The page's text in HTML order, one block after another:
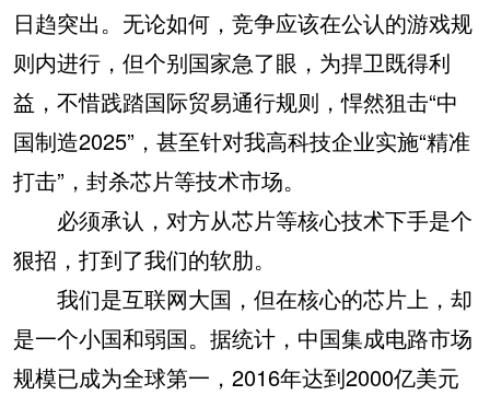
日趋突出。无论如何，竞争应该在公认的游戏规
则内进行，但个别国家急了眼，为捍卫既得利
益，不惜践踏国际贸易通行规则，悍然狙击“中
国制造2025”，甚至针对我高科技企业实施“精准
打击”，封杀芯片等技术市场。
必须承认，对方从芯片等核心技术下手是个
狠招，打到了我们的软肋。
我们是互联网大国，但在核心的芯片上，却
是一个小国和弱国。据统计，中国集成电路市场
规模已成为全球第一，2016年达到2000亿美元